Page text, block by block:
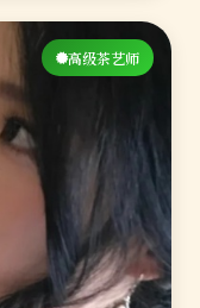
高级茶艺师